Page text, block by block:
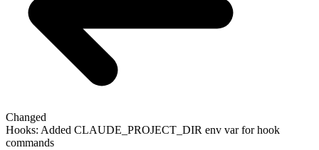
Changed
Hooks: Added CLAUDE_PROJECT_DIR env var for hook
commands